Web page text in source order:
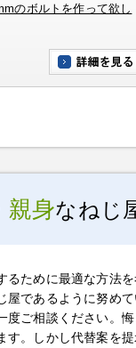
のボルトを作って欲し
親身なねじ
ために最適な方法
屋であるように努め
ご相談ください。
す。しかし代替案を